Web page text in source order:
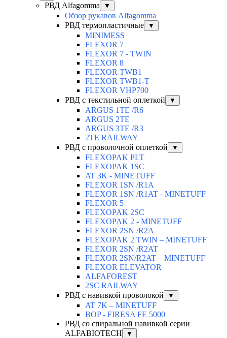
РВД Alfagomma ▼
Обзор рукавов Alfagomma
РВД термопластичные
▼
MINIMESS
FLEXOR 7
FLEXOR 7 - TWIN
FLEXOR 8
FLEXOR TWB1
FLEXOR TWB1-T
FLEXOR VHP700
РВД с текстильной оплеткой
▼
ARGUS 1TE /R6
ARGUS 2TЕ
ARGUS 3TE /R3
2TE RAILWAY
РВД с проволочной оплеткой
▼
FLEXOPAK PLT
FLEXOPAK 1SС
AT 3K - MINETUFF
FLEXOR 1SN /R1A
FLEXOR 1SN /R1AT - MINETUFF
FLEXOR 5
FLEXOPAK 2SС
FLEXOPAK 2 - MINETUFF
FLEXOR 2SN /R2A
FLEXOPAK 2 TWIN – MINETUFF
FLEXOR 2SN /R2AT
FLEXOR 2SN/R2AT – MINETUFF
FLEXOR ELEVATOR
ALFAFOREST
2SC RAILWAY
РВД с навивкой проволокой
▼
AT 7K – MINETUFF
BOP - FIRESA FE 5000
РВД со спиральной навивкой серии
ALFABIOTECH
▼